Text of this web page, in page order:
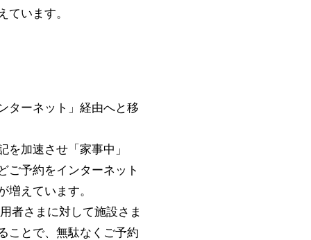
ています。
ターネット」経由へと移
加速させ「家事中」
ご予約をインターネット
増えています。
者さまに対して施設さま
ことで、無駄なくご予約